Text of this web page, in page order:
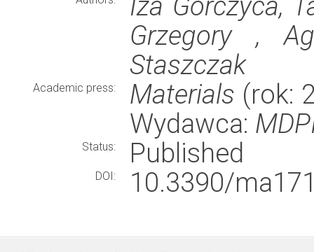
Grzegory ,
Staszczak
Academic press: Materials (rok:
Wydawca:
Status: Published
DOI: 10.3390/